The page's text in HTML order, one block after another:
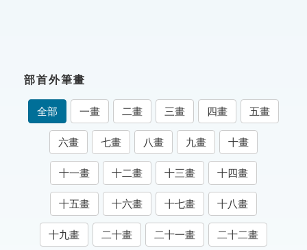
成語故事
索引選單
知識索引
單字索引
生命大百科索引
遊戲專區
部首外筆畫
全部 一畫 二畫 三畫 四畫 五畫
六畫 七畫 八畫 九畫 十畫
十一畫 十二畫 十三畫 十四畫
十五畫 十六畫 十七畫 十八畫
十九畫 二十畫 二十一畫 二十二畫